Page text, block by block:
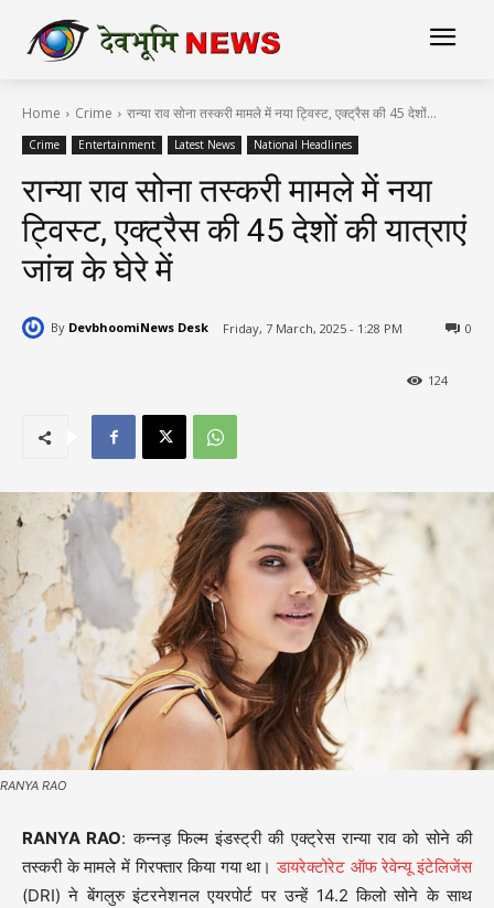
Home Crime रान्या राव सोना तस्करी मामले में नया ट्विस्ट, एक्ट्रैस की 45 देशों...
Crime Entertainment Latest News National Headlines
रान्या राव सोना तस्करी मामले में नया
ट्विस्ट, एक्ट्रैस की 45 देशों की यात्राएं
जांच के घेरे में
By DevbhoomiNews Desk Friday, 7 March, 2025 - 1:28 PM 0
124
RANYA RAO
RANYA RAO: कन्नड़ फिल्म इंडस्ट्री की एक्ट्रेस रान्या राव को सोने की
तस्करी के मामले में गिरफ्तार किया गया था।डायरेक्टोरेट ऑफ रेवेन्यू इंटेलिजेंस
(DRI) ने बेंगलुरु इंटरनेशनल एयरपोर्ट पर उन्हें 14.2 किलो सोने के साथ